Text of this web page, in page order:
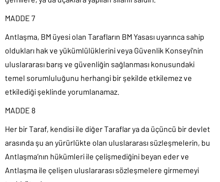
MADDE 7
Antlaşma, BM üyesi olan Tarafların BM Yasası uyarınca sahip
oldukları hak ve yükümlülüklerini veya Güvenlik Konseyi’nin
uluslararası barış ve güvenliğin sağlanması konusundaki
temel sorumluluğunu herhangi bir şekilde etkilemez ve
etkilediği şeklinde yorumlanamaz.
MADDE 8
Her bir Taraf, kendisi ile diğer Taraflar ya da üçüncü bir devlet
arasında şu an yürürlükte olan uluslararası süzleşmelerin, bu
Antlaşma’nın hükümleri ile çelişmediğini beyan eder ve
Antlaşma ile çelişen uluslararası sözleşmelere girmemeyi